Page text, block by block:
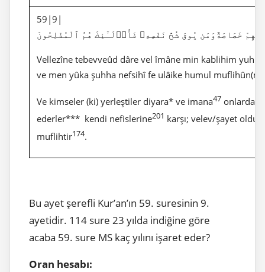
59|9|
خَصَاصَةٌوَمَن يُوقَ شُحَّ نَفْسِهِۦ فَأُو۟لَـٰٓئِكَ هُمُ ٱلْمُفْلِحُونَ
Vellezîne tebevveûd dâre vel îmâne min kablihim
ve men yûka şuhha nefsihî fe ulâike humul
Ve kimseler (ki) yerleştiler diyara* ve imana47
ederler*** kendi nefislerine201 karşı; velev/şayet
muflihtir174.
Bu ayet şerefli Kur’an’ın 59. suresinin 9.
ayetidir. 114 sure 23 yılda indiğine göre
acaba 59. sure MS kaç yılını işaret eder?
Oran hesabı: